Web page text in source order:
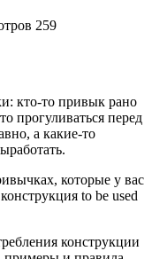
259
кто-то привык рано
прогуливаться перед
а какие-то
которые у вас
to be used
конструкции